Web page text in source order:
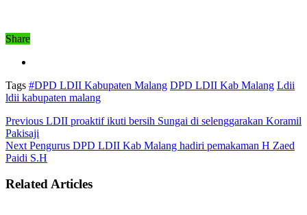
Share
Tags #DPD LDII Kabupaten Malang DPD LDII Kab Malang Ldii
ldii kabupaten malang
Previous LDII proaktif ikuti bersih Sungai di selenggarakan Koramil
Pakisaji
Next Pengurus DPD LDII Kab Malang hadiri pemakaman H Zaed
Paidi S.H
Related Articles